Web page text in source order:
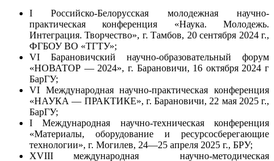
I Российско-Белорусская молодежная научно-
практическая конференция «Наука. Молодежь.
Интеграция. Творчество», г. Тамбов, 20 сентября 2024 г.,
ФГБОУ ВО «ТГТУ»;
VI Барановичский научно-образовательный форум
«НОВАТОР — 2024», г. Барановичи, 16 октября 2024 г
БарГУ;
VI Международная научно-практическая конференция
«НАУКА ― ПРАКТИКЕ», г. Барановичи, 22 мая 2025 г.,
БарГУ;
I Международная научно-техническая конференция
«Материалы, оборудование и ресурсосберегающие
технологии», г. Могилев, 24—25 апреля 2025 г., БРУ;
XVIII международная научно-методическая